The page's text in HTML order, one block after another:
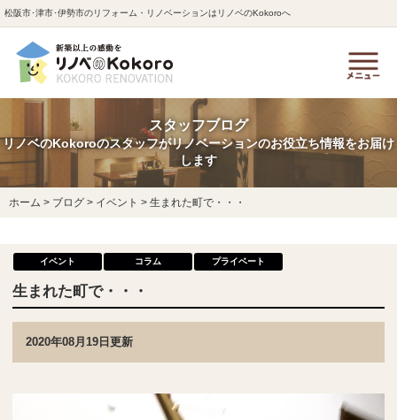
松阪市･津市･伊勢市のリフォーム・リノベーションはリノベのKokoroへ
スタッフブログ
リノベのKokoroのスタッフがリノベーションのお役立ち情報をお届け
します
ホーム > ブログ > イベント > 生まれた町で・・・
イベント コラム プライベート
生まれた町で・・・
2020年08月19日更新